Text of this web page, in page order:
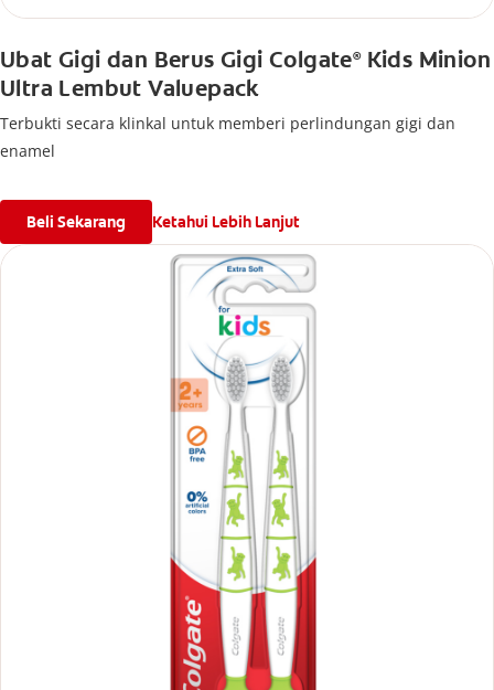
Ubat Gigi dan Berus Gigi Colgate®Kids Minion
Ultra Lembut Valuepack
Terbukti secara klinkal untuk memberi perlindungan gigi dan
enamel
Beli Sekarang Ketahui Lebih Lanjut